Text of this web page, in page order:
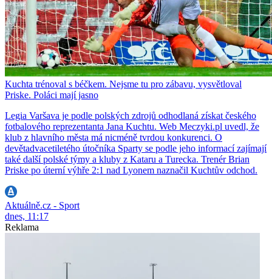
Kuchta trénoval s béčkem. Nejsme tu pro zábavu, vysvětloval
Priske. Poláci mají jasno
Legia Varšava je podle polských zdrojů odhodlaná získat českého
fotbalového reprezentanta Jana Kuchtu. Web Meczyki.pl uvedl, že
klub z hlavního města má nicméně tvrdou konkurenci. O
devětadvacetiletého útočníka Sparty se podle jeho informací zajímají
také další polské týmy a kluby z Kataru a Turecka. Trenér Brian
Priske po úterní výhře 2:1 nad Lyonem naznačil Kuchtův odchod.
Aktuálně.cz - Sport
dnes, 11:17
Reklama